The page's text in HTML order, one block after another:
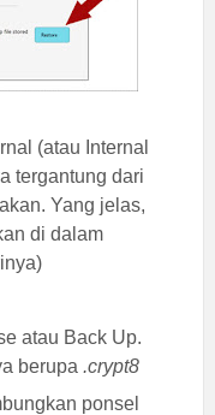
(atau Internal
tergantung dari
Yang jelas,
di dalam
atau Back Up.
berupa .crypt8
ponsel